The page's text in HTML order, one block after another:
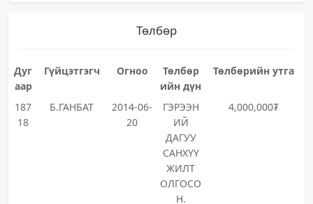
Төлбөр
Дуг
аар
Гүйцэтгэгч Огноо
Төлбөр
ийн дүн
Төлбөрийн утга
187
18
Б.ГАНБАТ
2014-06-
20
ГЭРЭЭН
ИЙ
ДАГУУ
САНХҮҮ
ЖИЛТ
ОЛГОСО
Н.
4,000,000₮